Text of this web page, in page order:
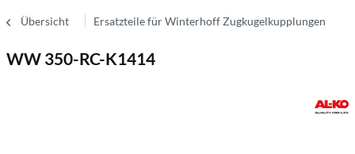
Übersicht Ersatzteile für Winterhoff Zugkugelkupplungen
WW 350-RC-K1414